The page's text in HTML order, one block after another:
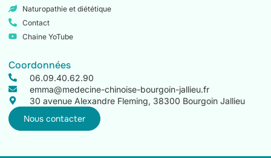
Naturopathie et diététique
Contact
Chaine YoTube
Coordonnées
06.09.40.62.90
emma@medecine-chinoise-bourgoin-jallieu.fr
30 avenue Alexandre Fleming, 38300 Bourgoin Jallieu
Nous contacter